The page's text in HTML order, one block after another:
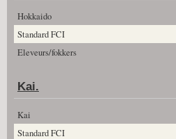
Hokkaido
Standard FCI
Eleveurs/fokkers
Kai.
Kai
Standard FCI